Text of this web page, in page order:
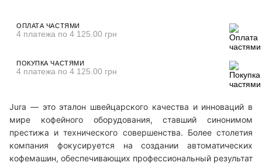
ОПЛАТА ЧАСТЯМИ
4 платежа по 4 125.00 грн
ПОКУПКА ЧАСТЯМИ
4 платежа по 4 125.00 грн
Jura — это эталон швейцарского качества и инноваций в
мире кофейного оборудования, ставший синонимом
престижа и технического совершенства. Более столетия
компания фокусируется на создании автоматических
кофемашин, обеспечивающих профессиональный результат